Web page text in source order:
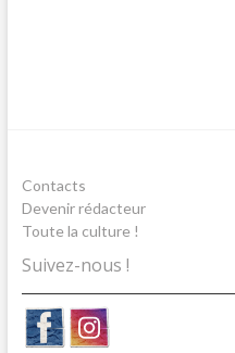
Contacts
Devenir rédacteur
Toute la culture !
Suivez-nous !